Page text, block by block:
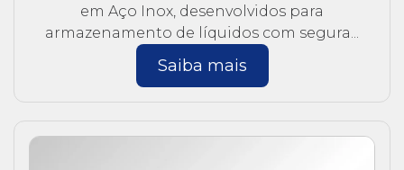
em Aço Inox, desenvolvidos para
armazenamento de líquidos com segura...
Saiba mais